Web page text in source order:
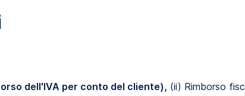
dell'IVA per conto del cliente), (ii) Rimborso